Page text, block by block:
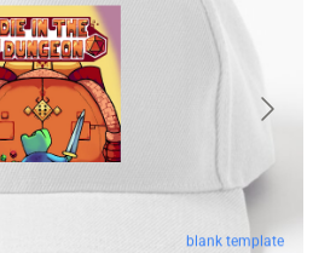
blank template